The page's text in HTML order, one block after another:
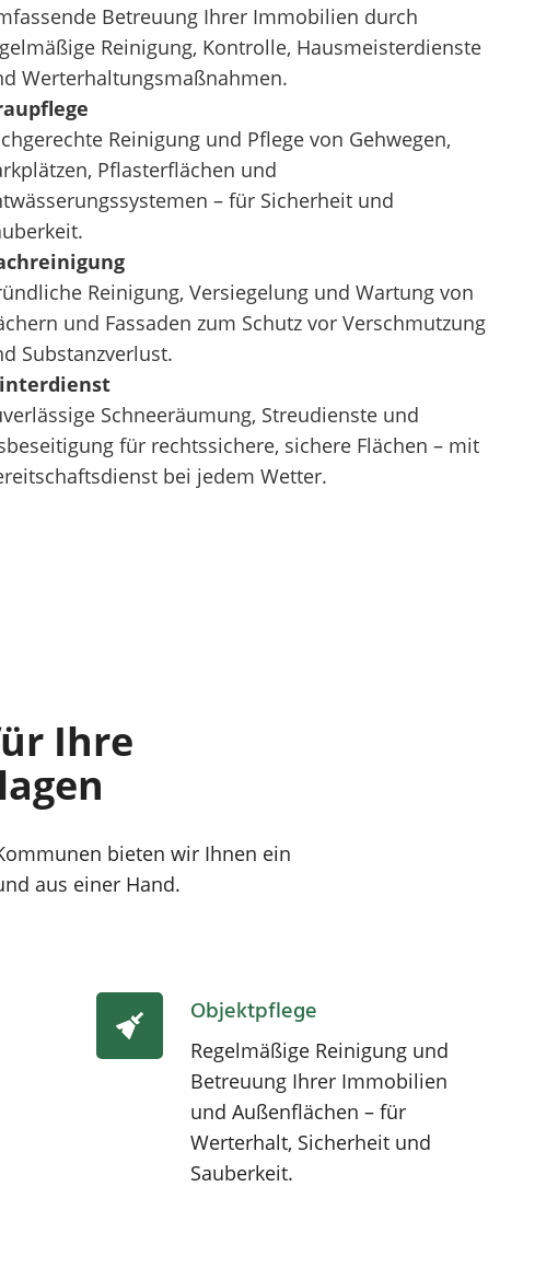
Betreuung Ihrer Immobilien durch
Reinigung, Kontrolle, Hausmeisterdienste
Werterhaltungsmaßnahmen.
Reinigung und Pflege von Gehwegen,
Pflasterflächen und
– für Sicherheit und
Reinigung, Versiegelung und Wartung von
und Fassaden zum Schutz vor Verschmutzung
Substanzverlust.
Schneeräumung, Streudienste und
für rechtssichere, sichere Flächen – mit
bei jedem Wetter.
Ihre
bieten wir Ihnen ein
aus einer Hand.
Objektpflege
Regelmäßige Reinigung und
Betreuung Ihrer Immobilien
und Außenflächen – für
Werterhalt, Sicherheit und
Sauberkeit.